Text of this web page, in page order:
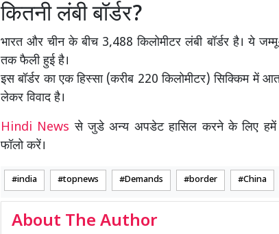
कितनी लंबी बॉर्डर?
भारत और चीन के बीच 3,488 किलोमीटर लंबी बॉर्डर है। ये
तक फैली हुई है।
इस बॉर्डर का एक हिस्सा (करीब 220 किलोमीटर) सिक्किम में
लेकर विवाद है।
Hindi Newsसे जुडे अन्य अपडेट हासिल करने के लिए हमें
फॉलो करें।
india topnews Demands border China
About The Author